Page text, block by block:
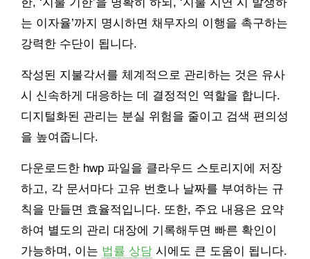
한, ‘지불 기한’을 명확히 하되, ‘지불 지연 시 발생하
는 이자율’까지 명시하면 채무자의 이행을 촉구하는
강력한 수단이 됩니다.
작성된 지불각서를 체계적으로 관리하는 것은 유사
시 신속하게 대응하는 데 결정적인 역할을 합니다.
디지털화된 관리는 분실 위험을 줄이고 검색 편의성
을 높여줍니다.
다운로드한 hwp 파일을 클라우드 스토리지에 저장
하고, 각 문서마다 고유 번호나 날짜를 부여하는 규
칙을 만들면 효율적입니다. 또한, 주요 내용은 요약
하여 별도의 관리 대장에 기록해두면 빠른 확인이
가능하며, 이는 법률 상담 시에도 큰 도움이 됩니다.